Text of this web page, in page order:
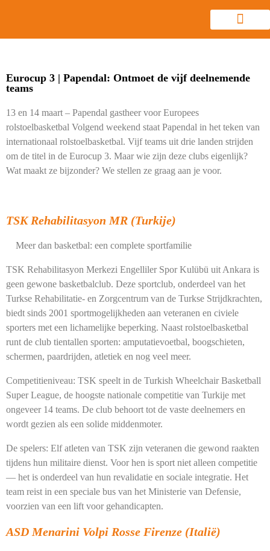
Eurocup 3 | Papendal: Ontmoet de vijf deelnemende
teams
13 en 14 maart – Papendal gastheer voor Europees
rolstoelbasketbal Volgend weekend staat Papendal in het teken van
internationaal rolstoelbasketbal. Vijf teams uit drie landen strijden
om de titel in de Eurocup 3. Maar wie zijn deze clubs eigenlijk?
Wat maakt ze bijzonder? We stellen ze graag aan je voor.
TSK Rehabilitasyon MR (Turkije)
Meer dan basketbal: een complete sportfamilie
TSK Rehabilitasyon Merkezi Engelliler Spor Kulübü uit Ankara is
geen gewone basketbalclub. Deze sportclub, onderdeel van het
Turkse Rehabilitatie- en Zorgcentrum van de Turkse Strijdkrachten,
biedt sinds 2001 sportmogelijkheden aan veteranen en civiele
sporters met een lichamelijke beperking. Naast rolstoelbasketbal
runt de club tientallen sporten: amputatievoetbal, boogschieten,
schermen, paardrijden, atletiek en nog veel meer.
Competitieniveau: TSK speelt in de Turkish Wheelchair Basketball
Super League, de hoogste nationale competitie van Turkije met
ongeveer 14 teams. De club behoort tot de vaste deelnemers en
wordt gezien als een solide middenmoter.
De spelers: Elf atleten van TSK zijn veteranen die gewond raakten
tijdens hun militaire dienst. Voor hen is sport niet alleen competitie
— het is onderdeel van hun revalidatie en sociale integratie. Het
team reist in een speciale bus van het Ministerie van Defensie,
voorzien van een lift voor gehandicapten.
ASD Menarini Volpi Rosse Firenze (Italië)